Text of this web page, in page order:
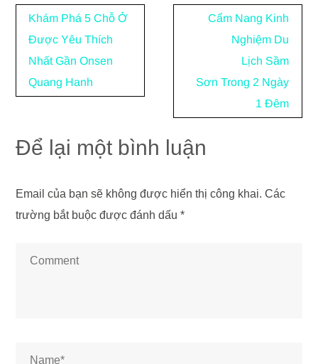
Điều
hướng
bài
viết
Khám Phá 5 Chỗ Ở
Được Yêu Thích
Nhất Gần Onsen
Quang Hanh
Cẩm Nang Kinh
Nghiệm Du
Lịch Sầm
Sơn Trong 2 Ngày
1 Đêm
Để lại một bình luận
Email của bạn sẽ không được hiển thị công khai. Các
trường bắt buộc được đánh dấu *